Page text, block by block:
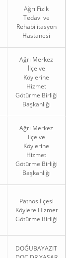
Ağrı Fizik
Tedavi ve
Rehabilitasyon
Hastanesi
Ağrı Merkez
İlçe ve
Köylerine
Hizmet
Götürme Birliği
Başkanlığı
Ağrı Merkez
İlçe ve
Köylerine
Hizmet
Götürme Birliği
Başkanlığı
Patnos İlçesi
Köylere Hizmet
Götürme Birliği
DOĞUBAYAZIT